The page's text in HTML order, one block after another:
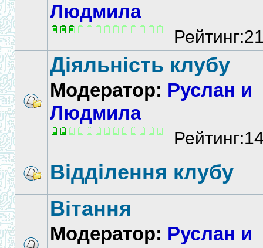
Людмила
Діяльність клубу
Модератор: Руслан и
Людмила
Відділення клубу
Вітання
Модератор: Руслан и